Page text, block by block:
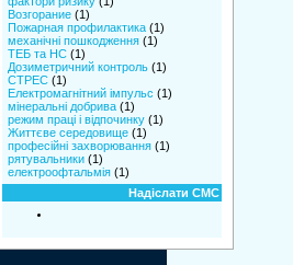
Возгорание(1)
Пожарная профилактика(1)
механічні пошкодження(1)
ТЕБ та НС(1)
Дозиметричний контроль(1)
СТРЕС(1)
Електромагнітний імпульс (1)
мінеральні добрива(1)
режим праці і відпочинку(1)
Життєве середовище(1)
професійні захворювання(1)
рятувальники(1)
електроофтальмія(1)
Надіслати СМС